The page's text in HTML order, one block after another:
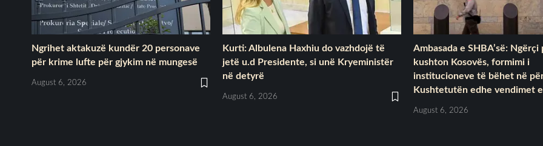
Ngrihet aktakuzë kundër 20 personave
për krime lufte për gjykim në mungesë
August 6, 2026
Kurti: Albulena Haxhiu do vazhdojë të
jetë u.d Presidente, si unë Kryeministër
në detyrë
August 6, 2026
Ambasada e SHBA’së: Ngërçi
kushton Kosovës, formimi i
institucioneve të bëhet në
Kushtetutën edhe vendimet e
August 6, 2026